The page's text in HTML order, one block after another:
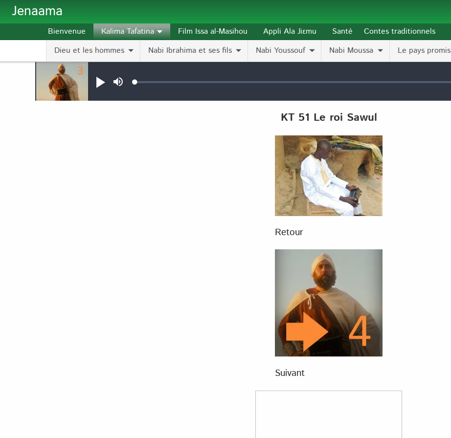
Aller au contenu principal
Jenaama
Bienvenue
Kalima Tafatina
Dieu et les hommes
Nabi Ibrahima et ses fils Nabi Youssouf Nabi Moussa Le pays promis
Film Issa al-Masihou Appli Ala Jiɛmu Santé Contes traditionnels
Audio file
JouerSourdineLoaded:
KT 51 Le roi Sawul
Retour
Suivant